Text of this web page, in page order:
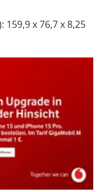
159,9 x 76,7 x 8,25